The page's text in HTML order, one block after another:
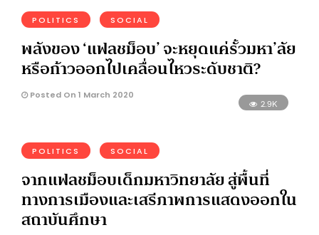
POLITICS SOCIAL
พลังของ ‘แฟลชม็อบ’ จะหยุดแค่รั้วมหา’ลัย
หรือก้าวออกไปเคลื่อนไหวระดับชาติ?
Posted On 1 March 2020
2.9K
POLITICS SOCIAL
จากแฟลชม็อบเด็กมหาวิทยาลัย สู่พื้นที่
ทางการเมืองและเสรีภาพการแสดงออกใน
สถาบันศึกษา